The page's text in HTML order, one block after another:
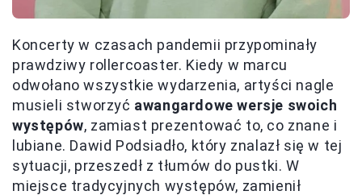
Koncerty w czasach pandemii przypominały
prawdziwy rollercoaster. Kiedy w marcu
odwołano wszystkie wydarzenia, artyści nagle
musieli stworzyć awangardowe wersje swoich
występów, zamiast prezentować to, co znane i
lubiane. Dawid Podsiadło, który znalazł się w tej
sytuacji, przeszedł z tłumów do pustki. W
miejsce tradycyjnych występów, zamienił